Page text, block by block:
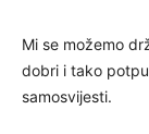
Mi se možemo
dobri i tako
samosvijesti.